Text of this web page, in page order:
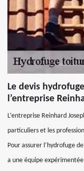
Le devis
l’entreprise
L’entreprise Reinhard
particuliers et les
Pour assurer l’hydrofuge
a une équipe